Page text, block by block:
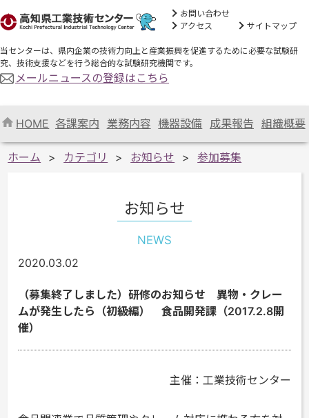
お問い合わせ
アクセス
サイトマップ
当センターは、県内企業の技術力向上と産業振興を促進するために必要な試験研
究、技術支援などを行う総合的な試験研究機関です。
メールニュースの登録はこちら
HOME 各課案内 業務内容 機器設備 成果報告 組織概要
ホーム カテゴリ お知らせ 参加募集
お知らせ
NEWS
2020.03.02
（募集終了しました）研修のお知らせ 異物・クレー
ムが発生したら（初級編） 食品開発課（2017.2.8開
催）
主催：工業技術センター